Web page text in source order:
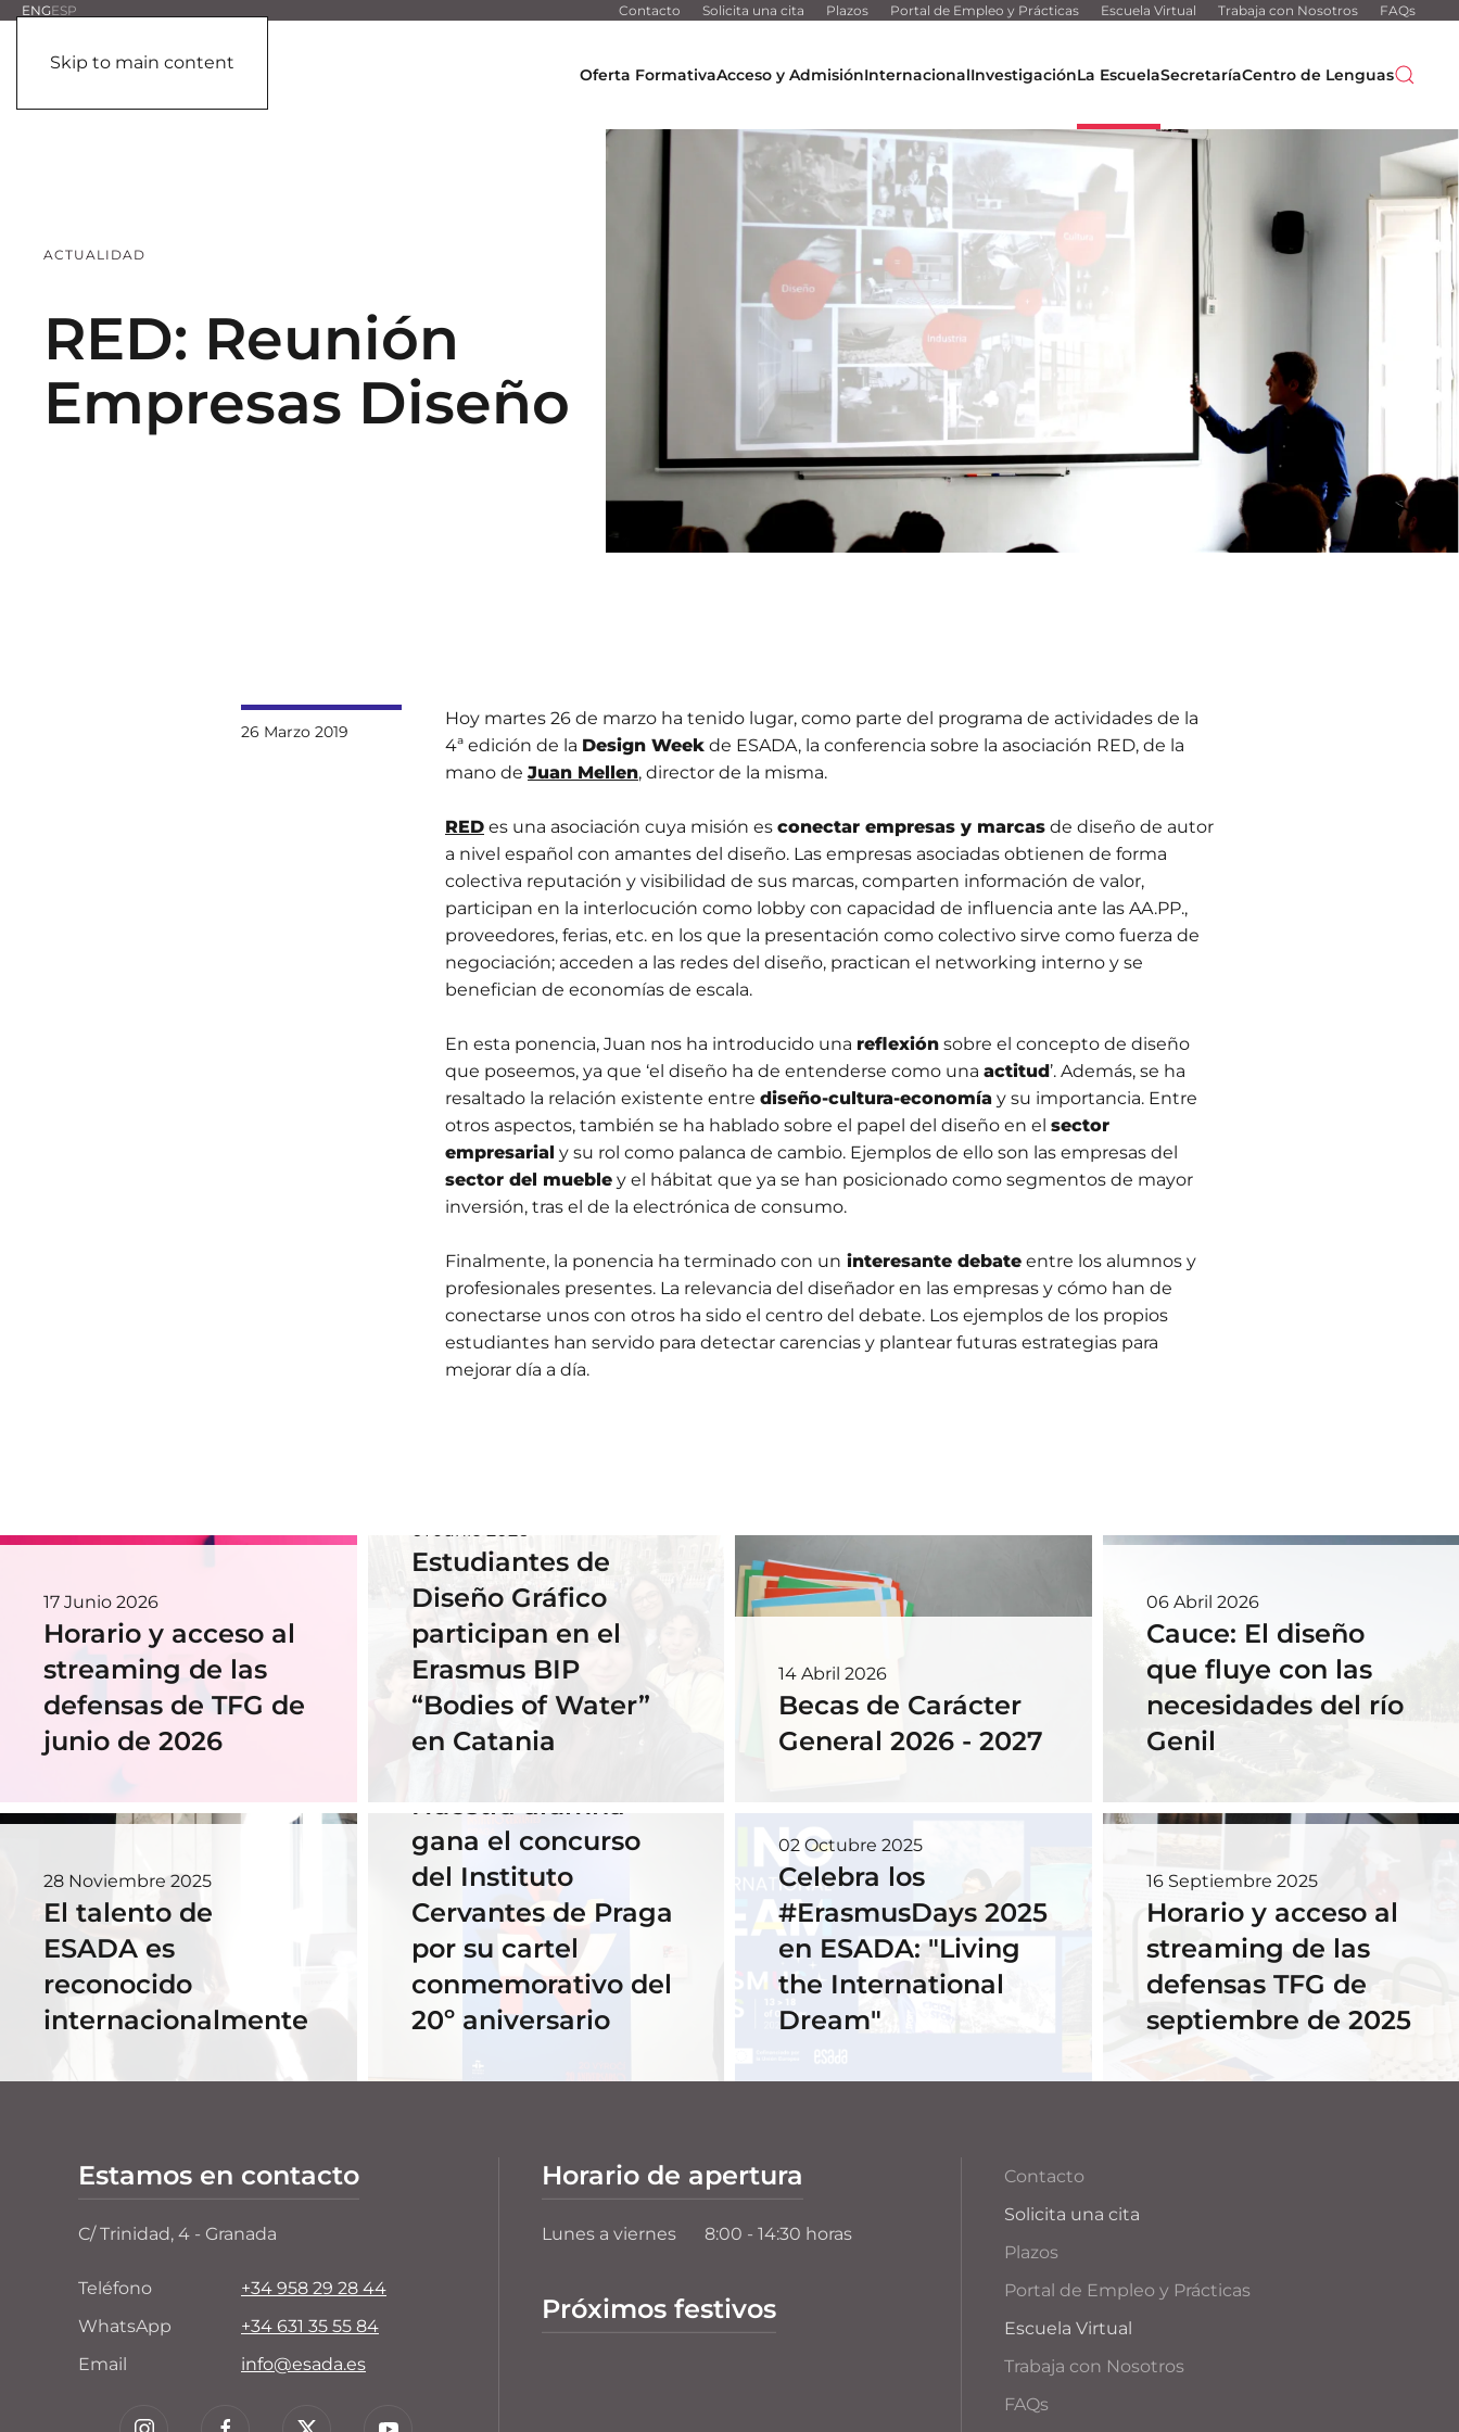
Skip to main content
ENGESP Contacto Solicita una cita Plazos Portal de Empleo y Prácticas Escuela Virtual Trabaja con Nosotros FAQs
Oferta FormativaAcceso y AdmisiónInternacionalInvestigaciónLa EscuelaSecretaríaCentro de Lenguas
ACTUALIDAD
RED: Reunión
Empresas Diseño
26 Marzo 2019
Hoy martes 26 de marzo ha tenido lugar, como parte del programa de actividades de la
4ª edición de la Design Week de ESADA, la conferencia sobre la asociación RED, de la
mano deJuan Mellen, director de la misma.
RED es una asociación cuya misión es conectar empresas y marcas de diseño de autor
a nivel español con amantes del diseño. Las empresas asociadas obtienen de forma
colectiva reputación y visibilidad de sus marcas, comparten información de valor,
participan en la interlocución como lobby con capacidad de influencia ante las AA.PP.,
proveedores, ferias, etc. en los que la presentación como colectivo sirve como fuerza de
negociación; acceden a las redes del diseño, practican el networking interno y se
benefician de economías de escala.
En esta ponencia, Juan nos ha introducido una reflexión sobre el concepto de diseño
que poseemos, ya que ‘el diseño ha de entenderse como una actitud’. Además, se ha
resaltado la relación existente entre diseño-cultura-economía y su importancia. Entre
otros aspectos, también se ha hablado sobre el papel del diseño en el sector
empresarial y su rol como palanca de cambio. Ejemplos de ello son las empresas del
sector del mueble y el hábitat que ya se han posicionado como segmentos de mayor
inversión, tras el de la electrónica de consumo.
Finalmente, la ponencia ha terminado con un interesante debate entre los alumnos y
profesionales presentes. La relevancia del diseñador en las empresas y cómo han de
conectarse unos con otros ha sido el centro del debate. Los ejemplos de los propios
estudiantes han servido para detectar carencias y plantear futuras estrategias para
mejorar día a día.
17 Junio 2026
Horario y acceso al
streaming de las
defensas de TFG de
junio de 2026
01 Junio 2026
Estudiantes de
Diseño Gráfico
participan en el
Erasmus BIP
“Bodies of Water”
en Catania
14 Abril 2026
Becas de Carácter
General 2026 - 2027
06 Abril 2026
Cauce: El diseño
que fluye con las
necesidades del río
Genil
28 Noviembre 2025
El talento de
ESADA es
reconocido
internacionalmente
Nuestra alumna
gana el concurso
del Instituto
Cervantes de Praga
por su cartel
conmemorativo del
20º aniversario
02 Octubre 2025
Celebra los
#ErasmusDays 2025
en ESADA: "Living
the International
Dream"
16 Septiembre 2025
Horario y acceso al
streaming de las
defensas TFG de
septiembre de 2025
Estamos en contacto
C/ Trinidad, 4 - Granada
Teléfono
+34 958 29 28 44
WhatsApp
+34 631 35 55 84
Email
info@esada.es
Horario de apertura
Lunes a viernes 8:00 - 14:30 horas
Próximos festivos
Contacto
Solicita una cita
Plazos
Portal de Empleo y Prácticas
Escuela Virtual
Trabaja con Nosotros
FAQs